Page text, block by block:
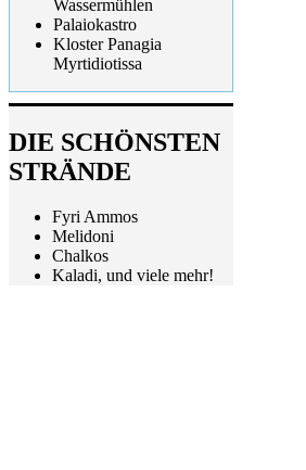
Wassermühlen
Palaiokastro
Kloster Panagia
Myrtidiotissa
DIE SCHÖNSTEN
STRÄNDE
Fyri Ammos
Melidoni
Chalkos
Kaladi, und viele mehr!